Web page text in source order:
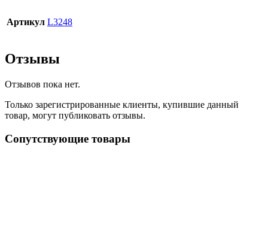
Артикул L3248
Отзывы
Отзывов пока нет.
Только зарегистрированные клиенты, купившие данный
товар, могут публиковать отзывы.
Сопутствующие товары